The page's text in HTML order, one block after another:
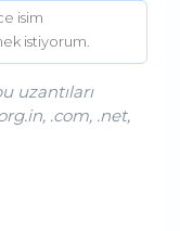
isim
istiyorum.
uzantıları
.com, .net,